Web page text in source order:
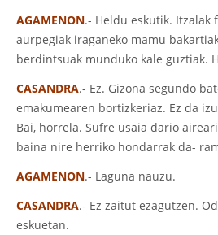
AGAMENON.- Heldu eskutik.
aurpegiak iraganeko mamu
berdintsuak munduko kale guztiak.
CASANDRA.- Ez. Gizona segundo
emakumearen bortizkeriaz. Ez da
Bai, horrela. Sufre usaia dario
baina nire herriko hondarrak da-
AGAMENON.- Laguna nauzu.
CASANDRA.- Ez zaitut ezagutzen.
eskuetan.